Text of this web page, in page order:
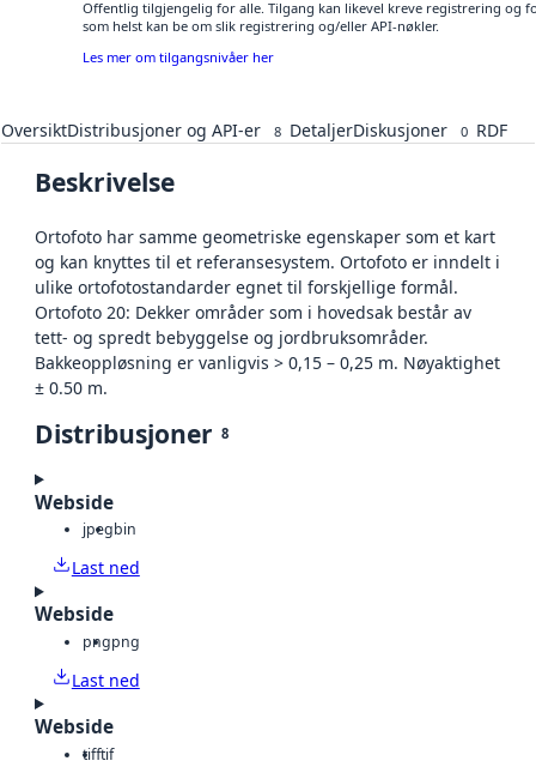
Offentlig tilgjengelig for alle. Tilgang kan likevel kreve registrering og
som helst kan be om slik registrering og/eller API-nøkler.
Les mer om tilgangsnivåer her
OversiktDistribusjoner og API-er 8 DetaljerDiskusjoner 0 RDF
Beskrivelse
Ortofoto har samme geometriske egenskaper som et kart
og kan knyttes til et referansesystem. Ortofoto er inndelt i
ulike ortofotostandarder egnet til forskjellige formål.
Ortofoto 20: Dekker områder som i hovedsak består av
tett- og spredt bebyggelse og jordbruksområder.
Bakkeoppløsning er vanligvis > 0,15 – 0,25 m. Nøyaktighet
± 0.50 m.
Distribusjoner 8
Webside
jpegbin
Last ned
Webside
pngpng
Last ned
Webside
tifftif